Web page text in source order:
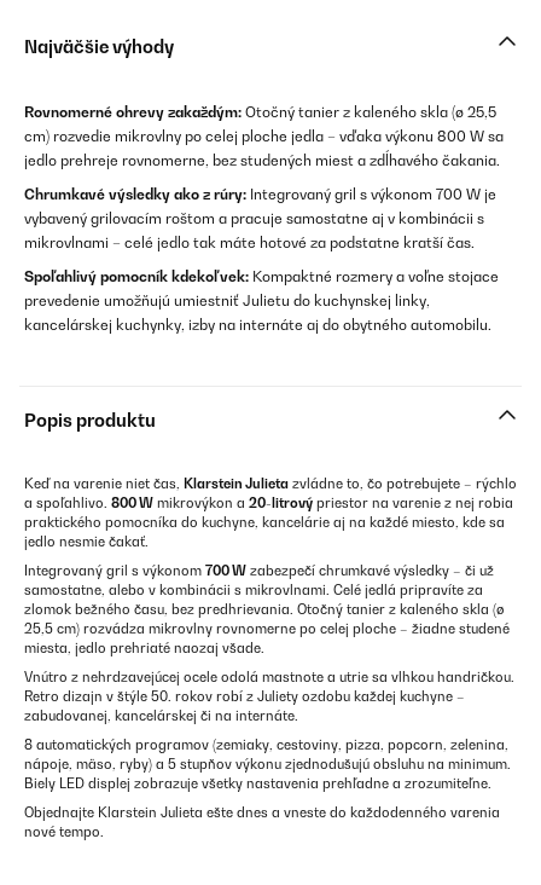
Najväčšie výhody
Rovnomerné ohrevy zakaždým: Otočný tanier z kaleného skla (ø 25,5
cm) rozvedie mikrovlny po celej ploche jedla – vďaka výkonu 800 W sa
jedlo prehreje rovnomerne, bez studených miest a zdĺhavého čakania.
Chrumkavé výsledky ako z rúry: Integrovaný gril s výkonom 700 W je
vybavený grilovacím roštom a pracuje samostatne aj v kombinácii s
mikrovlnami – celé jedlo tak máte hotové za podstatne kratší čas.
Spoľahlivý pomocník kdekoľvek: Kompaktné rozmery a voľne stojace
prevedenie umožňujú umiestniť Julietu do kuchynskej linky,
kancelárskej kuchynky, izby na internáte aj do obytného automobilu.
Popis produktu
Keď na varenie niet čas, Klarstein Julieta zvládne to, čo potrebujete – rýchlo
a spoľahlivo. 800 W mikrovýkon a 20-litrový priestor na varenie z nej robia
praktického pomocníka do kuchyne, kancelárie aj na každé miesto, kde sa
jedlo nesmie čakať.
Integrovaný gril s výkonom 700 W zabezpečí chrumkavé výsledky – či už
samostatne, alebo v kombinácii s mikrovlnami. Celé jedlá pripravíte za
zlomok bežného času, bez predhrievania. Otočný tanier z kaleného skla (ø
25,5 cm) rozvádza mikrovlny rovnomerne po celej ploche – žiadne studené
miesta, jedlo prehriaté naozaj všade.
Vnútro z nehrdzavejúcej ocele odolá mastnote a utrie sa vlhkou handričkou.
Retro dizajn v štýle 50. rokov robí z Juliety ozdobu každej kuchyne –
zabudovanej, kancelárskej či na internáte.
8 automatických programov (zemiaky, cestoviny, pizza, popcorn, zelenina,
nápoje, mäso, ryby) a 5 stupňov výkonu zjednodušujú obsluhu na minimum.
Biely LED displej zobrazuje všetky nastavenia prehľadne a zrozumiteľne.
Objednajte Klarstein Julieta ešte dnes a vneste do každodenného varenia
nové tempo.